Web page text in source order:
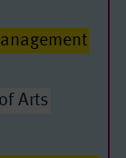
Arts